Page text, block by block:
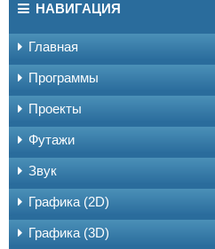
НАВИГАЦИЯ
Главная
Программы
Проекты
Футажи
Звук
Графика (2D)
Графика (3D)